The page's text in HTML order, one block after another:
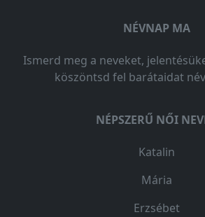
NÉVNAP MA
Ismerd meg a neveket,
köszöntsd fel barátaidat
NÉPSZERŰ NŐI
Katalin
Mária
Erzsébet